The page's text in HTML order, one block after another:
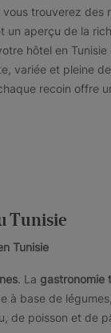
trouverez des
un aperçu de la
hôtel en Tunisie
variée et pleine
recoin offre
Tunisie
Tunisie
. La gastronomie
à base de
de poisson et de